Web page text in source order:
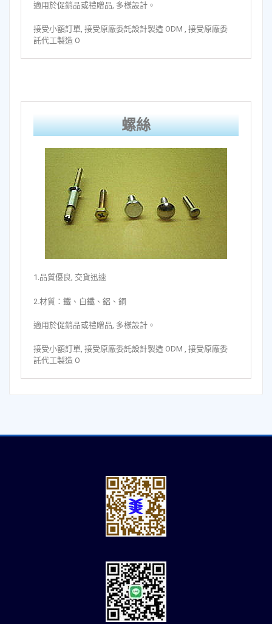
適用於促銷品或禮贈品, 多樣設計。
接受小額訂單, 接受原廠委託設計製造 ODM , 接受原廠委
託代工製造 O
螺絲
1.品質優良, 交貨迅速
2.材質：鐵、白鐵、鋁、銅
適用於促銷品或禮贈品, 多樣設計。
接受小額訂單, 接受原廠委託設計製造 ODM , 接受原廠委
託代工製造 O